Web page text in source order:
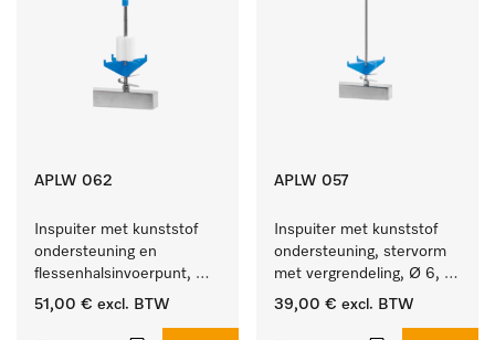
APLW 062
Inspuiter met kunststof
ondersteuning en
flessenhalsinvoerpunt,
ster, Ø 6, lengte 135 mm.
51,00 € excl. BTW
APLW 057
Inspuiter met kunststof
ondersteuning, stervorm
met vergrendeling, Ø 6,
lengte 275 mm.
39,00 € excl. BTW